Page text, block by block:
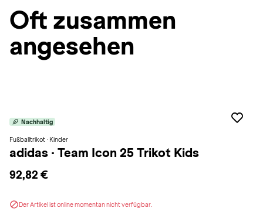
Oft zusammen
angesehen
Nachhaltig
Fußballtrikot · Kinder
adidas · Team Icon 25 Trikot Kids
92,82 €
Der Artikel ist online momentan nicht verfügbar.